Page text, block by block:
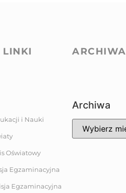
LINKI
i Nauki
Oświatowy
Egzaminacyjna
Egzaminacyjna
ARCHIWA
Archiwa